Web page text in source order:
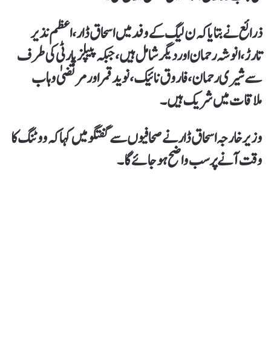
ذرائع نے بتایا کہ ن لیگ کے وفد میں اسحاق ڈار، اعظم نذیر
تارڑ، انوشہ رحمان اور دیگر شامل ہیں، جبکہ پیپلز پارٹی کی طرف
سے شیری رحمان، فاروق نائیک، نوید قمر اور مرتضیٰ وہاب
ملاقات میں شریک ہیں۔
وزیر خارجہ اسحاق ڈار نے صحافیوں سے گفتگو میں کہا کہ ووٹنگ کا
وقت آنے پر سب واضح ہو جائے گا۔